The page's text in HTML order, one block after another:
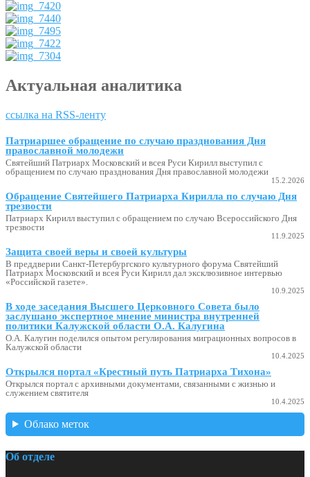
Актуальная аналитика
ссылка на RSS-ленту
Патриаршее обращение по случаю празднования Дня
православной молодежи
Святейший Патриарх Московский и всея Руси Кирилл выступил с
обращением по случаю празднования Дня православной молодежи
15.2.2026
Обращение Святейшего Патриарха Кирилла по случаю Дня
трезвости
Патриарх Кирилл выступил с обращением по случаю Всероссийского Дня
трезвости
11.9.2025
Защита своей веры и своей культуры
В преддверии Санкт-Петербургского культурного форума Святейший
Патриарх Московский и всея Руси Кирилл дал эксклюзивное интервью
«Российской газете».
10.9.2025
В ходе заседания Высшего Церковного Совета было
заслушано экспертное мнение министра внутренней
политики Калужской области О.А. Калугина
О.А. Калугин поделился опытом регулирования миграционных вопросов в
Калужской области
10.4.2025
Открылся портал «Крестный путь Патриарха Тихона»
Открылся портал с архивными документами, связанными с жизнью и
служением святителя
10.4.2025
Облако меток
Об отделе